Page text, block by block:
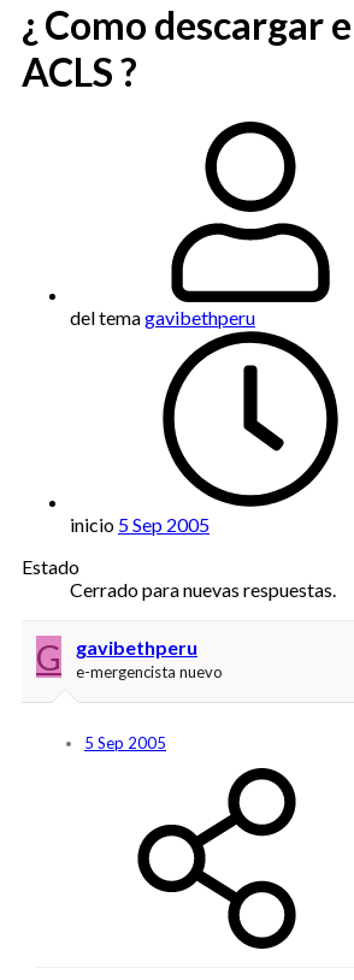
¿ Como descargar
ACLS ?
del temagavibethperu
inicio 5 Sep 2005
Estado
Cerrado para nuevas respuestas.
G gavibethperu
e-mergencista nuevo
5 Sep 2005